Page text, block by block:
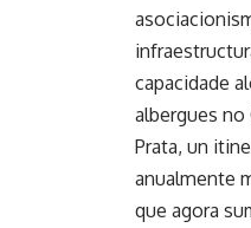
capacidade
albergues no
Prata, un
anualmente
que agora